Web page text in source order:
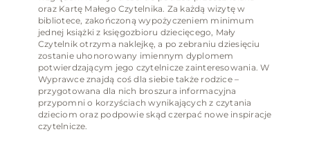
oraz Kartę Małego Czytelnika. Za każdą wizytę w
bibliotece, zakończoną wypożyczeniem minimum
jednej książki z księgozbioru dziecięcego, Mały
Czytelnik otrzyma naklejkę, a po zebraniu dziesięciu
zostanie uhonorowany imiennym dyplomem
potwierdzającym jego czytelnicze zainteresowania. W
Wyprawce znajdą coś dla siebie także rodzice –
przygotowana dla nich broszura informacyjna
przypomni o korzyściach wynikających z czytania
dzieciom oraz podpowie skąd czerpać nowe inspiracje
czytelnicze.